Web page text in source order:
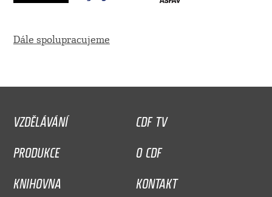
Dále spolupracujeme
VZDĚLÁVÁNÍ
CDF TV
PRODUKCE
O CDF
KNIHOVNA
KONTAKT